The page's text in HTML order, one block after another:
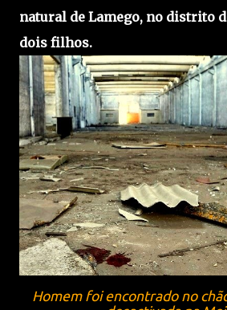
natural de Lamego, no distrito
dois filhos.
Homem foi encontrado no